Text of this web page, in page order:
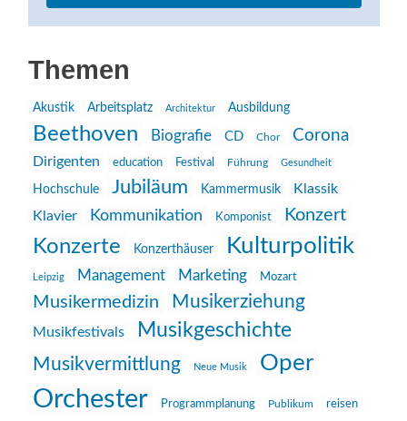
Themen
Akustik Arbeitsplatz Architektur Ausbildung
Beethoven Biografie CD Chor Corona
Dirigenten education Festival Führung Gesundheit
Hochschule Jubiläum Kammermusik
Klassik
Klavier
Kommunikation Komponist Konzert
Konzerte Konzerthäuser Kulturpolitik
Leipzig Management Marketing Mozart
Musikermedizin Musikerziehung
Musikfestivals Musikgeschichte
Musikvermittlung Neue Musik Oper
Orchester Programmplanung Publikum reisen